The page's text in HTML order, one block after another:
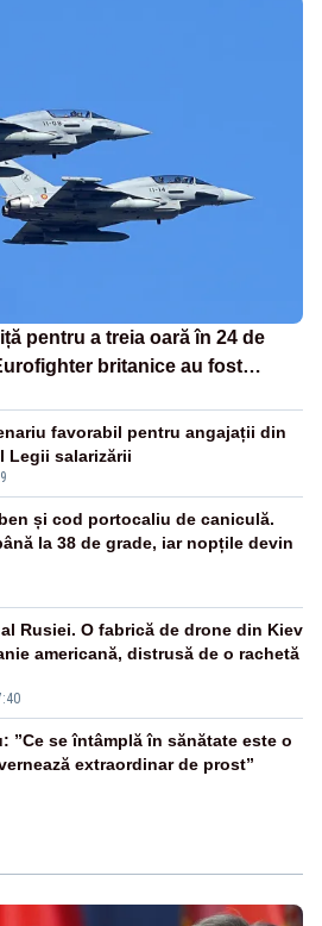
pentru a treia oară în 24 de
britanice au fost
favorabil pentru angajații din
Legii salarizării
și cod portocaliu de caniculă.
la 38 de grade, iar nopțile devin
Rusiei. O fabrică de drone din Kiev
americană, distrusă de o rachetă
”Ce se întâmplă în sănătate este o
extraordinar de prost”